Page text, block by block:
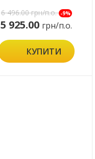
6 496.00грн/п.о. -9%
5 925.00 грн/п.о.
КУПИТИ